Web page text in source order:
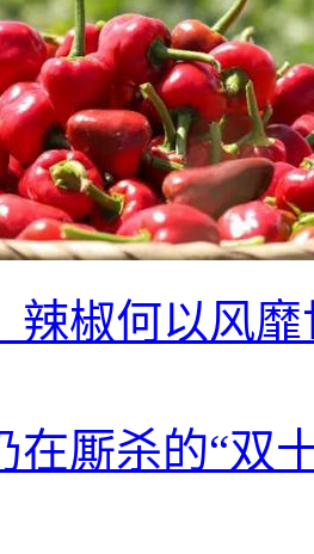
辣椒何以风
在厮杀的“双